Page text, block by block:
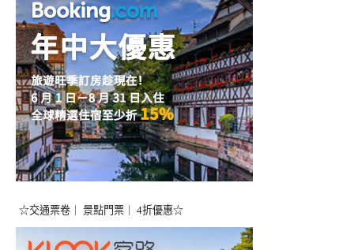
☆交通票卷｜ 景點門票｜ 4折優惠☆